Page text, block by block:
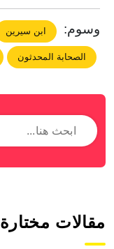
وسوم: ابن سيرين
الصحابة المحدثون
مقالات مختارة